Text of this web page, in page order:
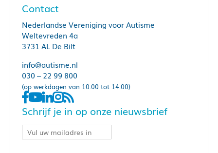
Contact
Nederlandse Vereniging voor Autisme
Weltevreden 4a
3731 AL De Bilt
info@autisme.nl
030 – 22 99 800
(op werkdagen van 10.00 tot 14.00)
Schrijf je in op onze nieuwsbrief